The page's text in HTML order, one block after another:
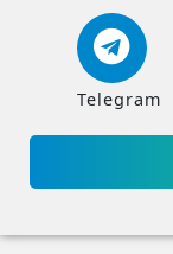
Telegram